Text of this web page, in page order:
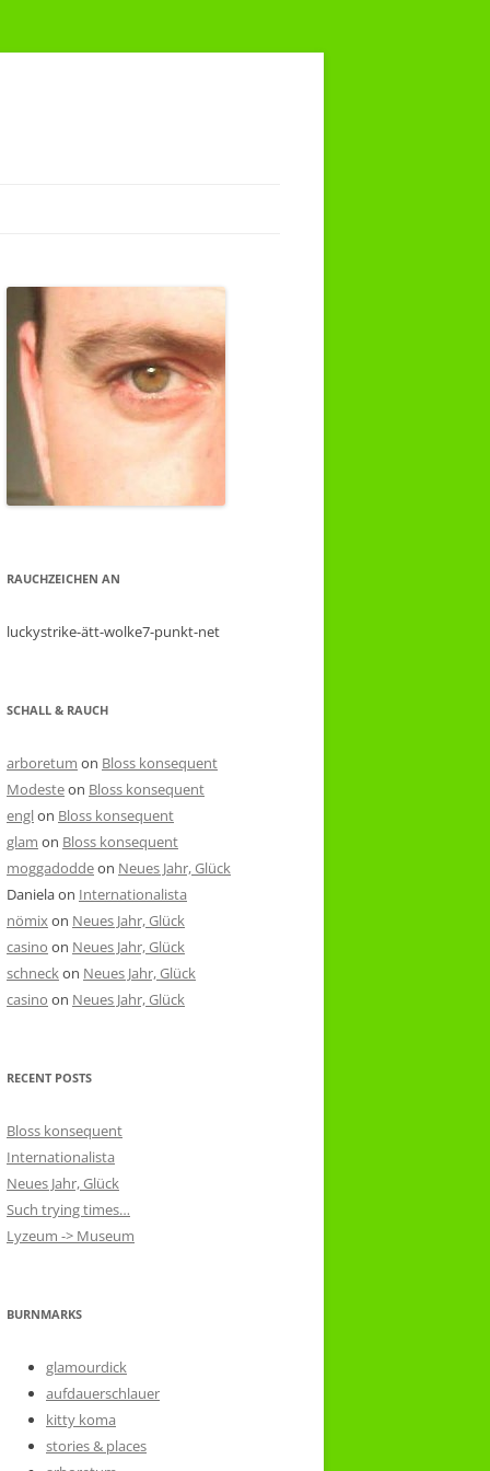
RAUCHZEICHEN AN
luckystrike-ätt-wolke7-punkt-net
SCHALL & RAUCH
arboretum on Bloss konsequent
Modesteon Bloss konsequent
englon Bloss konsequent
glam on Bloss konsequent
moggadoddeon Neues Jahr, Glück
Danielaon Internationalista
nömixon Neues Jahr, Glück
casino on Neues Jahr, Glück
schneckon Neues Jahr, Glück
casino on Neues Jahr, Glück
RECENT POSTS
Bloss konsequent
Internationalista
Neues Jahr, Glück
Such trying times…
Lyzeum -> Museum
BURNMARKS
glamourdick
aufdauerschlauer
kitty koma
stories & places